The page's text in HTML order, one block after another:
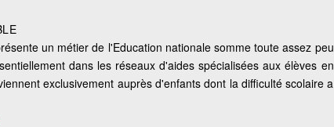
un métier de l'Education nationale somme toute assez peu
dans les réseaux d'aides spécialisées aux élèves en
exclusivement auprès d'enfants dont la difficulté scolaire a